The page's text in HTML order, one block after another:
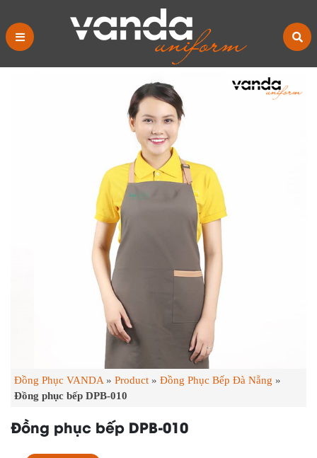
Đồng Phục VANDA » Product » Đồng Phục Bếp Đà Nẵng »
Đồng phục bếp DPB-010
Đồng phục bếp DPB-010